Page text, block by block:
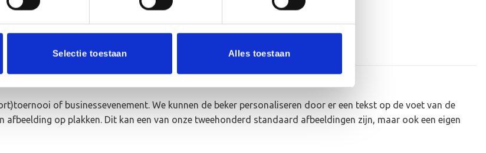
Selectie toestaan Alles toestaan
of businessevenement. We kunnen de beker personaliseren door er een tekst op de voet van de
afbeelding op plakken. Dit kan een van onze tweehonderd standaard afbeeldingen zijn, maar ook een eigen